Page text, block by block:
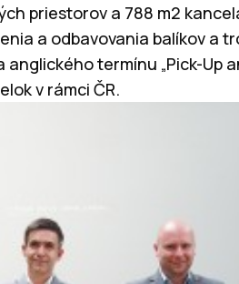
priestorov a 788 m2
a odbavovania balíkov a
termínu „Pick-Up
v rámci ČR.